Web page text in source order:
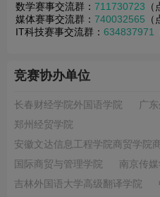
数学赛事交流群： 711730723
媒体赛事交流群： 740032565
IT科技赛事交流群： 634837971
竞赛协办单位
长春财经学院外国语学院
广
郑州经贸学院
安徽文达信息工程学院商贸学院
国际商贸与管理学院
南京传
吉林外国语大学高级翻译学院